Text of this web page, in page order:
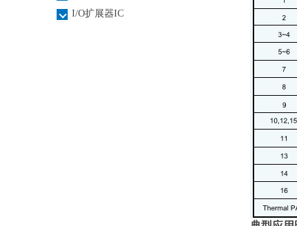
I/O扩展器IC